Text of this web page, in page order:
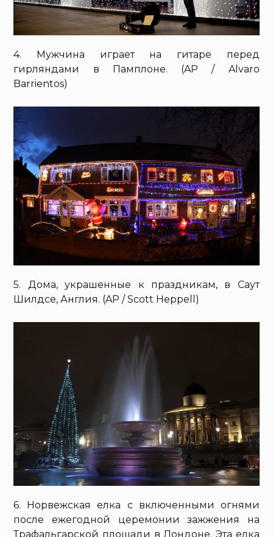
4. Мужчина играет на гитаре перед
гирляндами в Памплоне. (AP / Alvaro
Barrientos)
5. Дома, украшенные к праздникам, в Саут
Шилдсе, Англия. (AP / Scott Heppell)
6. Норвежская елка с включенными огнями
после ежегодной церемонии зажжения на
Трафальгарской площади в Лондоне. Эта елка